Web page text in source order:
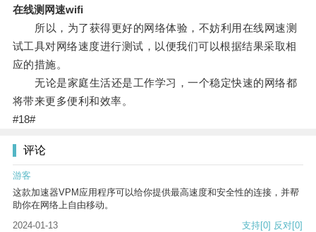
在线测网速wifi
所以，为了获得更好的网络体验，不妨利用在线网速测
试工具对网络速度进行测试，以便我们可以根据结果采取相
应的措施。
无论是家庭生活还是工作学习，一个稳定快速的网络都
将带来更多便利和效率。
#18#
评论
游客
这款加速器VPM应用程序可以给你提供最高速度和安全性的连接，并帮
助你在网络上自由移动。
2024-01-13
支持[0] 反对[0]